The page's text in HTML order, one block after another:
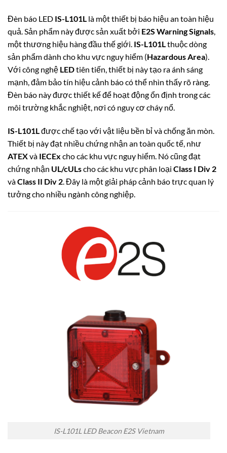
Đèn báo LED IS-L101L là một thiết bị báo hiệu an toàn hiệu
quả.Sản phẩm này được sản xuất bởi E2S Warning Signals,
một thương hiệu hàng đầu thế giới. IS-L101Lthuộc dòng
sản phẩm dành cho khu vực nguy hiểm (Hazardous Area).
Với công nghệ LEDtiên tiến, thiết bị này tạo ra ánh sáng
mạnh, đảm bảo tín hiệu cảnh báo có thể nhìn thấy rõ ràng.
Đèn báo này được thiết kế để hoạt động ổn định trong các
môi trường khắc nghiệt, nơi có nguy cơ cháy nổ.
IS-L101Lđược chế tạo với vật liệu bền bỉ và chống ăn mòn.
Thiết bị này đạt nhiều chứng nhận an toàn quốc tế, như
ATEXvà IECEx cho các khu vực nguy hiểm. Nó cũng đạt
chứng nhận UL/cULscho các khu vực phân loại Class I Div 2
vàClass II Div 2.Đây là một giải pháp cảnh báo trực quan lý
tưởng cho nhiều ngành công nghiệp.
IS-L101L LED Beacon E2S Vietnam